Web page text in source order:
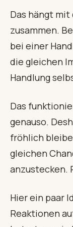
Das hängt mit
zusammen.
bei einer
die gleichen
Handlung
Das
genauso.
fröhlich
gleichen
anzustecken.
Hier ein paar
Reaktionen